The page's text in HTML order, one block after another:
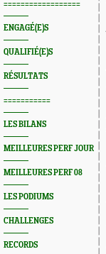
==================
ENGAGÉ(E)S
QUALIFIÉ(E)S
RÉSULTATS
===========
LES BILANS
MEILLEURES PERF JOUR
MEILLEURES PERF 08
LES PODIUMS
CHALLENGES
RECORDS